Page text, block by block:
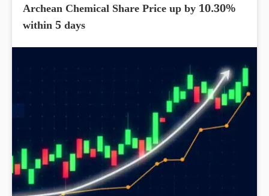
Archean Chemical Share Price up by 10.30%
within 5 days